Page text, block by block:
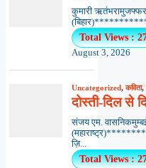
कुमारी
Total Views :
August 3, 2026
Uncategorized,कविता,
दोस्ती-दिल से
संजय एम.
ज़ि...
Total Views :